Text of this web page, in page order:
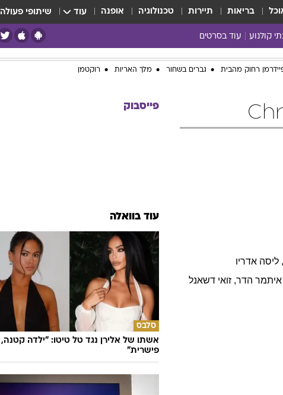
בריאות תיירות טכנולוגיה אופנה עוד שיתופי פעולה
קולנוע עוד בסרטים
כל הסרטים
רחוק מהבית גברים בשחור מלך האריות רוקטמן
, ליסה אדריו
איתמר הדר, זואי דשאנל
פייסבוק
עוד בוואלה
סלבס
אשתו של אלירן נגד טל טיטו: "ילדה קטנה,
פישרית"